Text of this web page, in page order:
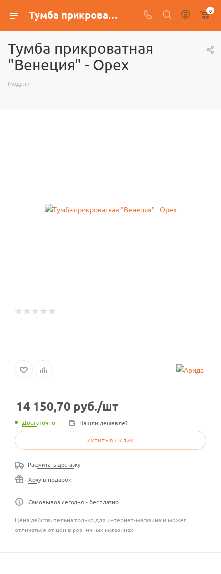
Тумба прикроватная "Венеция" - Орех 0
Тумба прикроватная
"Венеция" - Орех
Модули
14 150,70 руб./шт
Достаточно Нашли дешевле?
КУПИТЬ В 1 КЛИК
Рассчитать доставку
Хочу в подарок
Самовывоз сегодня - бесплатно
Цена действительна только для интернет-магазина и может
отличаться от цен в розничных магазинах